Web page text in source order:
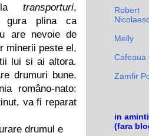
la transporturi,
gura plina ca
are nevoie de
minerii peste el,
lui si ai altora.
drumuri bune.
româno-nato:
va fi reparat
drumul e
Robert
Melly
Cafeaua
Zamfir
in
(fara